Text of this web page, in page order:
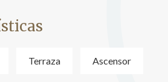
Terraza Ascensor